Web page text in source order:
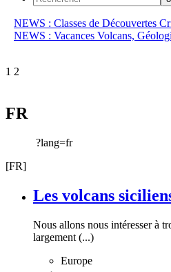
NEWS : Classes de Découvertes
NEWS : Vacances Volcans,
1 2
FR
?lang=fr
[FR]
Les volcans
Nous allons nous intéresser à
largement (...)
Europe